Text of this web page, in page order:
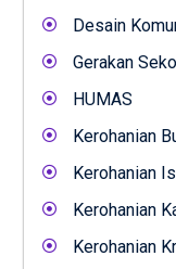
Desain
Gerakan
HUMAS
Kerohanian
Kerohanian
Kerohanian
Kerohanian